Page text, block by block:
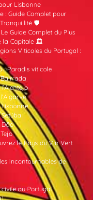
Lisbonne
: Guide Complet pour
🛡️
Guide Complet du Plus
la Capitale 🏛️
Viticoles du Portugal :
: Paradis viticole
Dão
le Pays du Vin Vert
Incontournables de
au Portugal